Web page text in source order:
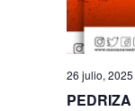
26 julio,